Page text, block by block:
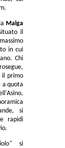
Malga
il
in cui
Chi
il primo
a quota
si
rapidi
si